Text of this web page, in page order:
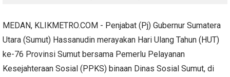
MEDAN, KLIKMETRO.COM - Penjabat (Pj) Gubernur Sumatera
Utara (Sumut) Hassanudin merayakan Hari Ulang Tahun (HUT)
ke-76 Provinsi Sumut bersama Pemerlu Pelayanan
Kesejahteraan Sosial (PPKS) binaan Dinas Sosial Sumut, di